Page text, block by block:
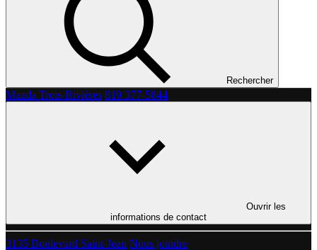
Rechercher
Mazda Trois-Rivières 819 377-5844
Ouvrir les
informations de contact
3135 Boulevard Saint-Jean Nous joindre